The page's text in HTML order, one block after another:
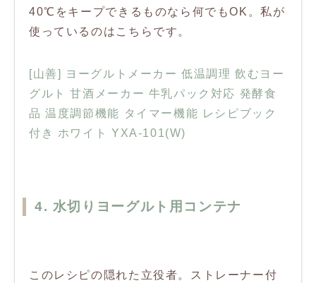
40℃をキープできるものなら何でもOK。私が
使っているのはこちらです。
[山善] ヨーグルトメーカー 低温調理 飲むヨー
グルト 甘酒メーカー 牛乳パック対応 発酵食
品 温度調節機能 タイマー機能 レシピブック
付き ホワイト YXA-101(W)
4. 水切りヨーグルト用コンテナ
このレシピの隠れた立役者。ストレーナー付